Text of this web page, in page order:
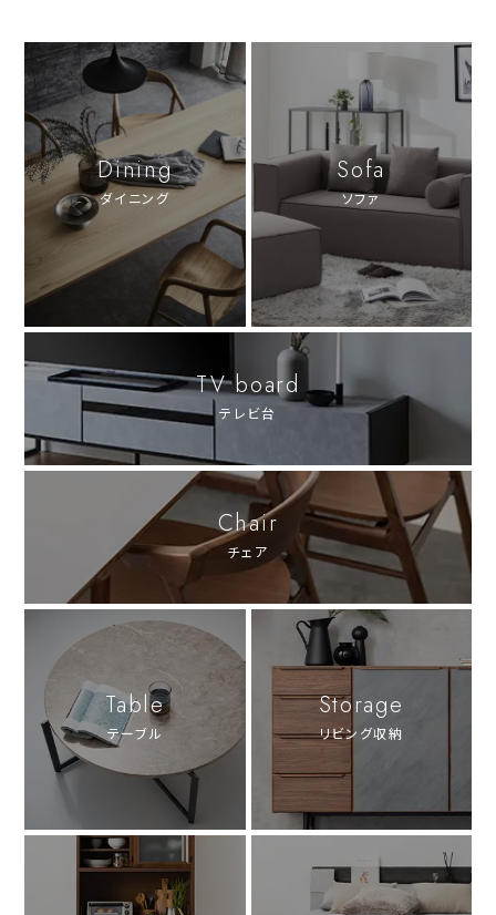
Dining
ダイニング
Sofa
ソファ
TV board
テレビ台
Chair
チェア
Table
テーブル
Storage
リビング収納